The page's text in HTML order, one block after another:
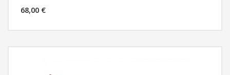
68,00 €